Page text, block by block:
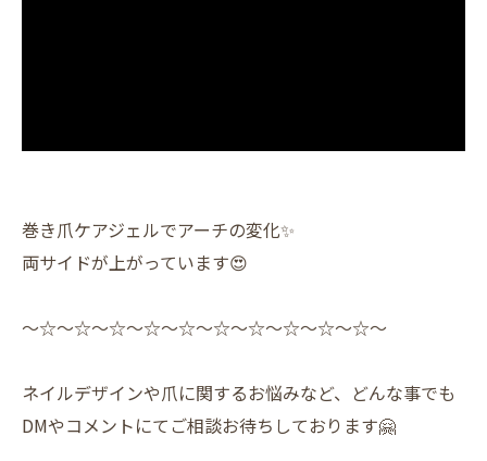
巻き爪ケアジェルでアーチの変化✨️
両サイドが上がっています😍
〜☆〜☆〜☆〜☆〜☆〜☆〜☆〜☆〜☆〜☆〜
ネイルデザインや爪に関するお悩みなど、どんな事でも
DMやコメントにてご相談お待ちしております🤗